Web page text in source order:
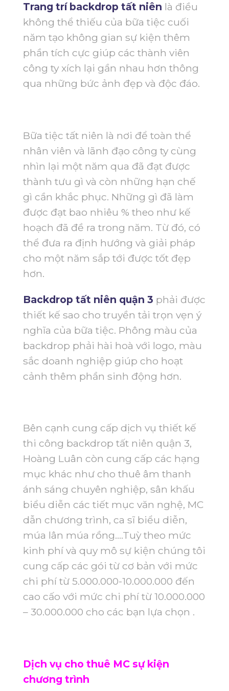
Trang trí backdrop tất niên là điều
không thể thiếu của bữa tiệc cuối
năm tạo không gian sự kiện thêm
phần tích cực giúp các thành viên
công ty xích lại gần nhau hơn thông
qua những bức ảnh đẹp và độc đáo.
Bữa tiệc tất niên là nơi để toàn thể
nhân viên và lãnh đạo công ty cùng
nhìn lại một năm qua đã đạt được
thành tưu gì và còn những hạn chế
gì cần khắc phục. Những gì đã làm
được đạt bao nhiêu % theo như kế
hoạch đã đề ra trong năm. Từ đó, có
thể đưa ra định hướng và giải pháp
cho một năm sắp tới được tốt đẹp
hơn.
Backdrop tất niên quận 3 phải được
thiết kế sao cho truyền tải trọn vẹn ý
nghĩa của bữa tiệc. Phông màu của
backdrop phải hài hoà với logo, màu
sắc doanh nghiệp giúp cho hoạt
cảnh thêm phần sinh động hơn.
Bên cạnh cung cấp dịch vụ thiết kế
thi công backdrop tất niên quận 3,
Hoàng Luân còn cung cấp các hạng
mục khác như cho thuê âm thanh
ánh sáng chuyên nghiệp, sân khấu
biểu diễn các tiết mục văn nghệ, MC
dẫn chương trình, ca sĩ biểu diễn,
múa lân múa rồng….Tuỳ theo mức
kinh phí và quy mô sự kiện chúng tôi
cung cấp các gói từ cơ bản với mức
chi phí từ 5.000.000-10.000.000 đến
cao cấo với mức chi phí từ 10.000.000
– 30.000.000 cho các bạn lựa chọn .
Dịch vụ cho thuê MC sự kiện
chương trình